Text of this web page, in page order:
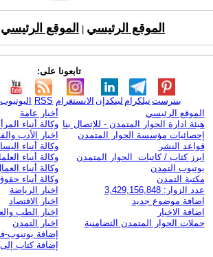
الموقع الرئيسي الموقع
تابعونا على:
اليوتيوب RSS الانستغرام لينكدإن تيلكرامبنترست
الموقع الرئيسي
هيئة ادارة الحوار المتمدن - للإتصال بنا
إحصائيات مؤسسة الحوار المتمدن
قواعد النشر
ابرز كتاب / كاتبات الحوار المتمدن
يوتيوب التمدن
مكتبة التمدن
عدد الزوار: 3,429,156,848
اضافة موضوع جديد
اضافة الاخبار
حملات الحوار المتمدن التضامنية
أخبار عامة
وكالة أنباء
اخبار الأدب
وكالة أنباء
وكالة أنباء
وكالة أنباء
وكالة أنباء
اخبار الرياضة
اخبار الاقتصاد
اخبار الطب
اخبار التمدن
إضافة يوتيوب-
إضافة كتاب